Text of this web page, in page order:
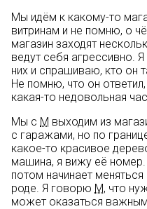
Мы идём к какому-то
витринам и не помню, о
магазин заходят
ведут себя агрессивно.
них и спрашиваю, кто он
Не помню, что он
какая-то недовольная
Мы с М выходим из
с гаражами, но по
какое-то красивое
машина, я вижу её номер.
потом начинает меняться
роде. Я говорю М, что
может оказаться